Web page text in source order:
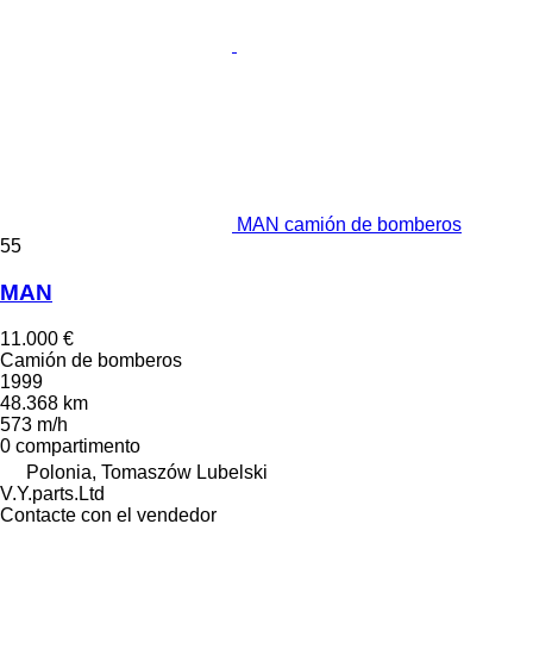
MAN camión de bomberos
55
MAN
11.000 €
Camión de bomberos
1999
48.368 km
573 m/h
0 compartimento
Polonia, Tomaszów Lubelski
V.Y.parts.Ltd
Contacte con el vendedor